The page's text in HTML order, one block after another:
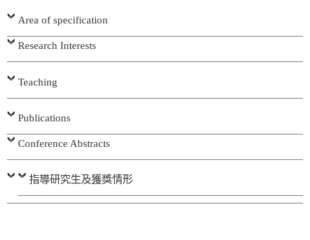
Area of specification
Research Interests
Teaching
Publications
Conference Abstracts
指導研究生及獲獎情形